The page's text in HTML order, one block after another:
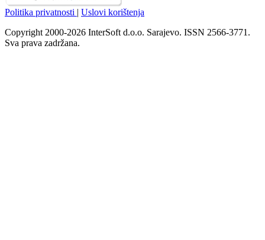
Politika privatnosti | Uslovi korištenja
Copyright 2000-2026 InterSoft d.o.o. Sarajevo. ISSN 2566-3771.
Sva prava zadržana.